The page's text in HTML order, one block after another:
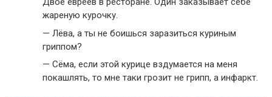
жареную курочку.
— Лёва, а ты не боишься заразиться куриным
гриппом?
— Сёма, если этой курице вздумается на меня
покашлять, то мне таки грозит не грипп, а инфаркт.